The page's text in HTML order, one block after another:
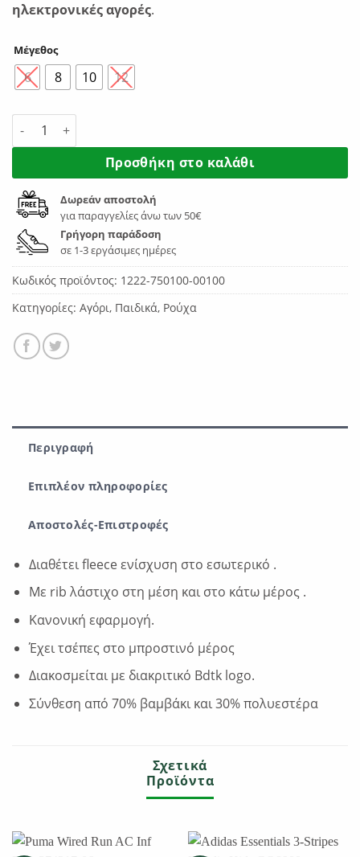
ηλεκτρονικές αγορές.
Μέγεθος
6 8 10 12
BodyTalk Παιδική Φόρμα Black 1222-750100-00100 ποσότητα
Προσθήκη στο καλάθι
Δωρεάν αποστολή
για παραγγελίες άνω των 50€
Γρήγορη παράδοση
σε 1-3 εργάσιμες ημέρες
Κωδικός προϊόντος: 1222-750100-00100
Κατηγορίες: Αγόρι, Παιδικά, Ρούχα
Περιγραφή
Επιπλέον πληροφορίες
Αποστολές-Επιστροφές
Διαθέτει fleece ενίσχυση στο εσωτερικό .
Με rib λάστιχο στη μέση και στο κάτω μέρος .
Κανονική εφαρμογή.
Έχει τσέπες στο μπροστινό μέρος
Διακοσμείται με διακριτικό Bdtk logo.
Σύνθεση από 70% βαμβάκι και 30% πολυεστέρα
Σχετικά
Προϊόντα